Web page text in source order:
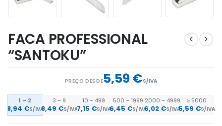
FACA PROFESSIONAL
“SANTOKU”
PREÇO DESDE5,59 €S/IVA
1 – 2
8,94 €S/IVA
3 – 9
8,49 €S/IVA
10 – 499
7,15 €S/IVA
500 – 1999
6,45 €S/IVA
2000 – 4999
6,02 €S/IVA
≥ 5000
5,59 €S/IVA